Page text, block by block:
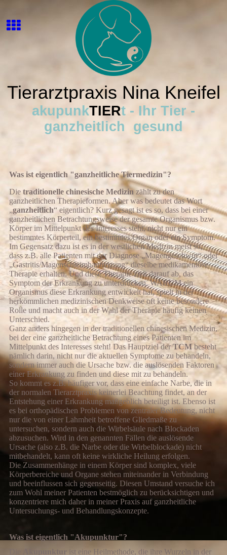
Tierarztpraxis Nina Kneifel
akupunkTIERt - Ihr Tier -
ganzheitlich gesund
Was ist eigentlich "ganzheitliche Tiermedizin"?
Die traditionelle chinesische Medizinzählt zu den
ganzheitlichen Therapieformen. Aber was bedeutet das Wort
„ganzheitlich“ eigentlich? Kurz gesagt ist es so, dass bei einer
ganzheitlichen Betrachtungsweise der gesamte Organismus bzw.
Körper im Mittelpunkt des Interesses steht, nicht nur ein
bestimmtes Körperteil, ein bestimmtes Organ oder ein Symptom.
Im Gegensatz dazu ist es in der westlichen Medizin meist so,
dass z.B. alle Patienten mit der Diagnose „Magengeschwür“ oder
„Gastritis/Magenschleimhautreizung“ dieselbe medikamentöse
Therapie erhalten. Und diese Therapie zielt darauf ab, das
Symptom der Erkrankung zu unterdrücken. WARUM ein
Organismus diese Erkrankung entwickelt hat, spielt in der
herkömmlichen medizinischen Denkweise oft keine besondere
Rolle und macht auch in der Wahl der Therapie häufig keinen
Unterschied.
Ganz anders hingegen in der traditionellen chinesischen Medizin,
bei der eine ganzheitliche Betrachtung eines Patienten im
Mittelpunkt des Interesses steht! Das Hauptziel derTCMbesteht
nämlich darin, nicht nur die aktuellen Symptome zu behandeln,
sondern immer auch die Ursache bzw. die auslösenden Faktoren
einer Erkrankung zu finden und diese mit zu behandeln.
So kommt es z.B. häufiger vor, dass eine einfache Narbe, die in
der normalen Tierarztpraxis keinerlei Beachtung findet, an der
Entstehung einer Erkrankung maßgeblich beteiligt ist. Ebenso ist
es bei orthopädischen Problemen von zentraler Bedeutung, nicht
nur die von einer Lahmheit betroffene Gliedmaße zu
untersuchen, sondern auch die Wirbelsäule nach Blockaden
abzusuchen. Wird in den genannten Fällen die auslösende
Ursache (also z.B. die Narbe oder die Wirbelblockade) nicht
mitbehandelt, kann oft keine wirkliche Heilung erfolgen.
Die Zusammenhänge in einem Körper sind komplex, viele
Körperbereiche und Organe stehen miteinander in Verbindung
und beeinflussen sich gegenseitig. Diesen Umstand versuche ich
zum Wohl meiner Patienten bestmöglich zu berücksichtigen und
konzentriere mich daher in meiner Praxis auf ganzheitliche
Untersuchungs- und Behandlungskonzepte.
Was ist eigentlich "Akupunktur"?
Akupunkturist eine Heilmethode, die ihre Wurzeln in der